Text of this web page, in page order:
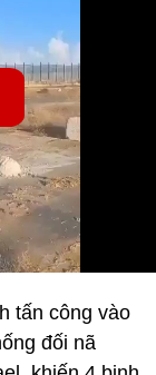
tấn công vào
đối nã